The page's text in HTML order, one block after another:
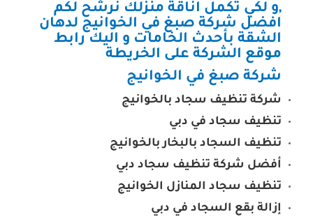
,و لكي تكمل اناقة منزلك نرشح لكم
افضل شركة صبغ في الخوانيج لدهان
الشقة بأحدث الخامات و اليك رابط
موقع الشركة على الخريطة
شركة صبغ في الخوانيج
شركة تنظيف سجاد بالخوانيج
تنظيف سجاد في دبي
تنظيف السجاد بالبخار بالخوانيج
أفضل شركة تنظيف سجاد دبي
تنظيف سجاد المنازل الخوانيج
إزالة بقع السجاد في دبي